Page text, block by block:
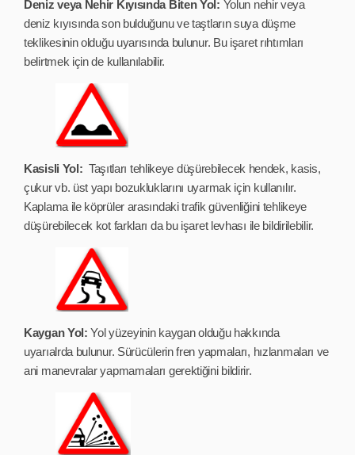
Deniz veya Nehir Kıyısında Biten Yol: Yolun nehir veya
deniz kıyısında son bulduğunu ve taştların suya düşme
teklikesinin olduğu uyarısında bulunur. Bu işaret rıhtımları
belirtmek için de kullanılabilir.
Kasisli Yol: Taşıtları tehlikeye düşürebilecek hendek, kasis,
çukur vb. üst yapı bozukluklarını uyarmak için kullanılır.
Kaplama ile köprüler arasındaki trafik güvenliğini tehlikeye
düşürebilecek kot farkları da bu işaret levhası ile bildirilebilir.
Kaygan Yol: Yol yüzeyinin kaygan olduğu hakkında
uyarıalrda bulunur. Sürücülerin fren yapmaları, hızlanmaları ve
ani manevralar yapmamaları gerektiğini bildirir.